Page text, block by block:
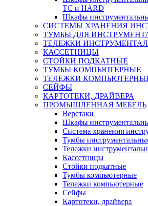
ТС и HARD
Шкафы
СИСТЕМЫ ХРАНЕНИЯ
ТУМБЫ ДЛЯ
ТЕЛЕЖКИ
КАССЕТНИЦЫ
СТОЙКИ ПОДКАТНЫЕ
ТУМБЫ КОМПЬЮТЕРНЫЕ
ТЕЛЕЖКИ
СЕЙФЫ
КАРТОТЕКИ, ДРАЙВЕРА
ПРОМЫШЛЕННАЯ МЕБЕЛЬ
Верстаки
Шкафы
Система хранения
Тумбы
Тележки
Кассетницы
Стойки подкатные
Тумбы компьютерные
Тележки компьютерные
Сейфы
Картотеки, драйвера